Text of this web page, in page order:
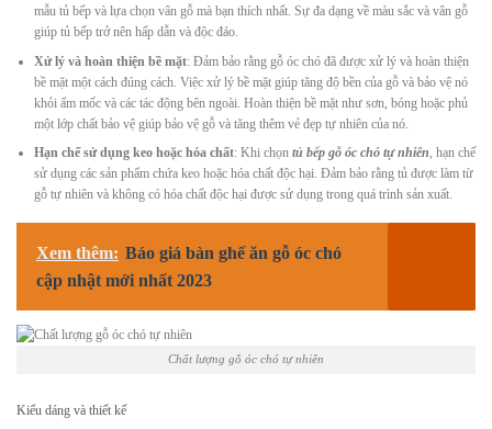
mẫu tủ bếp và lựa chọn vân gỗ mà bạn thích nhất. Sự đa dạng về màu sắc và vân gỗ
giúp tủ bếp trở nên hấp dẫn và độc đáo.
Xử lý và hoàn thiện bề mặt: Đảm bảo rằng gỗ óc chó đã được xử lý và hoàn thiện
bề mặt một cách đúng cách. Việc xử lý bề mặt giúp tăng độ bền của gỗ và bảo vệ nó
khỏi ẩm mốc và các tác động bên ngoài. Hoàn thiện bề mặt như sơn, bóng hoặc phủ
một lớp chất bảo vệ giúp bảo vệ gỗ và tăng thêm vẻ đẹp tự nhiên của nó.
Hạn chế sử dụng keo hoặc hóa chất: Khi chọntủ bếp gỗ óc chó tự nhiên, hạn chế
sử dụng các sản phẩm chứa keo hoặc hóa chất độc hại. Đảm bảo rằng tủ được làm từ
gỗ tự nhiên và không có hóa chất độc hại được sử dụng trong quá trình sản xuất.
Xem thêm: Báo giá bàn ghế ăn gỗ óc chó
cập nhật mới nhất 2023
Chất lượng gỗ óc chó tự nhiên
Kiểu dáng và thiết kế